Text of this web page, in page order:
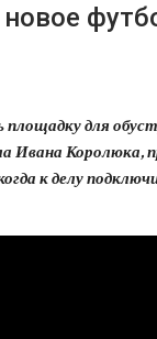
площадку для
Королюка,
к делу